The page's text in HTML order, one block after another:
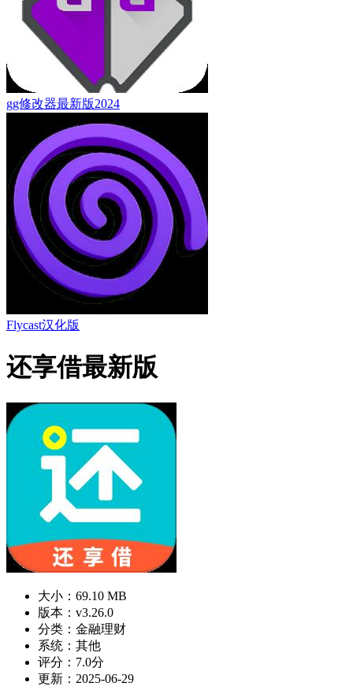
gg修改器最新版2024
Flycast汉化版
还享借最新版
大小：69.10 MB
版本：v3.26.0
分类：金融理财
系统：其他
评分：7.0分
更新：2025-06-29